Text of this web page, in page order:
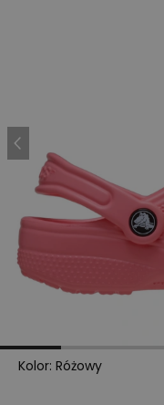
Kolor: Różowy